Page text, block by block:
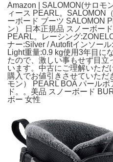
Amazon | SALOMON(サロモ
ィース PEARL。SALOMON
ーボード ブーツ SALOMON
ン） 日本正規品 スノーボー
PEARL。レーシング
ナー:Silver / Autofitインソー
Light重量:0.9 kg使用3年目に
たので、激しい事もせず目立
います。中古にご理解いた
購入でお値引きさせていただ
モン） PEARL BOA パール
ド。。美品 スノーボード
ボー 女性